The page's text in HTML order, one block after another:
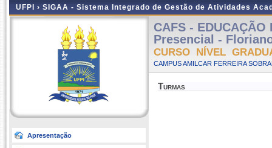
UFPI › SIGAA - Sistema Integrado de Gestão de Atividades
Apresentação
CAFS - EDUCAÇÃO
Presencial -
CURSO NÍVEL
CAMPUS AMILCAR FERREIRA
Turmas